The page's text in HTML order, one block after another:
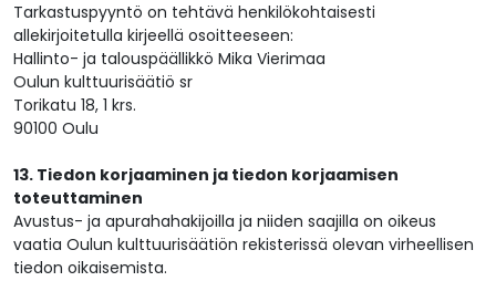
Tarkastuspyyntö on tehtävä henkilökohtaisesti
allekirjoitetulla kirjeellä osoitteeseen:
Hallinto- ja talouspäällikkö Mika Vierimaa
Oulun kulttuurisäätiö sr
Torikatu 18, 1 krs.
90100 Oulu
13. Tiedon korjaaminen ja tiedon korjaamisen
toteuttaminen
Avustus- ja apurahahakijoilla ja niiden saajilla on oikeus
vaatia Oulun kulttuurisäätiön rekisterissä olevan virheellisen
tiedon oikaisemista.